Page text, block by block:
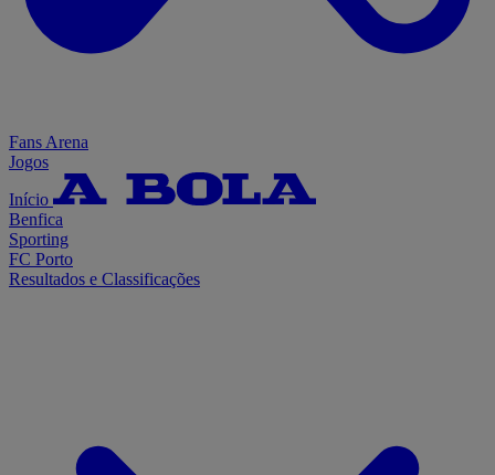
Fans Arena
Jogos
Início
Benfica
Sporting
FC Porto
Resultados e Classificações